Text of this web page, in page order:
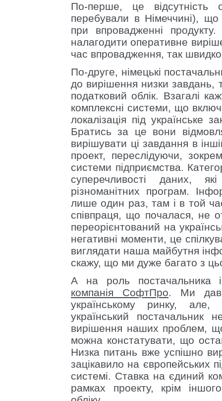
По-перше, це відсутність
перебували в Німеччині),
при впровадженні
налагодити оперативне
час впровадження, так
По-друге, німецькі
до вирішення низки завдань,
податковий облік. Взагалі
комплексні системи, що
локалізація під українське
Братись за це вони
вирішувати ці завдання в
проект, переслідуючи,
системи підприємства.
суперечливості даних,
різноманітних програм.
лише один раз, там і в той
співпраця, що почалася, не
переорієнтований на
негативні моменти, це
виглядати наша майбутня
скажу, що ми дуже багато з
А на роль постачальника
компанія СофтПро. Ми
українському ринку,
український постачальник
вирішення наших проблем,
можна констатувати, що
Низка питань вже успішно
зацікавило на європейських
системі. Ставка на єдиний
рамках проекту, крім